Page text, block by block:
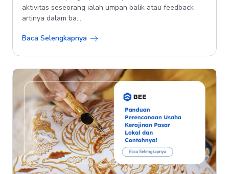
aktivitas seseorang ialah umpan balik atau feedback
artinya dalam ba...
Baca Selengkapnya